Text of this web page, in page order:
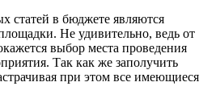
статей в бюджете являются
Не удивительно, ведь от
выбор места проведения
Так как же заполучить
при этом все имеющиеся